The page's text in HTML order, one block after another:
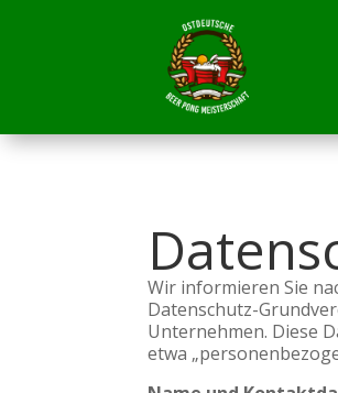
Wir informieren Sie
Datenschutz-
Unternehmen. Diese
etwa